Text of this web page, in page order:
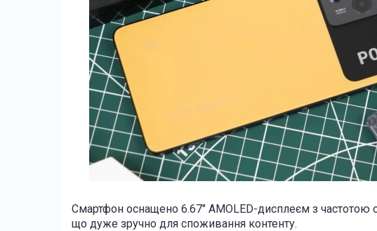
Смартфон оснащено 6.67" AMOLED-дисплеєм з частотою
що дуже зручно для споживання контенту.